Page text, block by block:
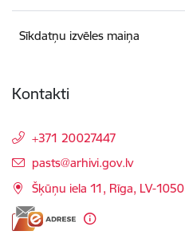
Sīkdatņu izvēles maiņa
Kontakti
+371 20027447
E-pasts:
pasts@arhivi.gov.lv
Šķūņu iela 11, Rīga, LV-1050